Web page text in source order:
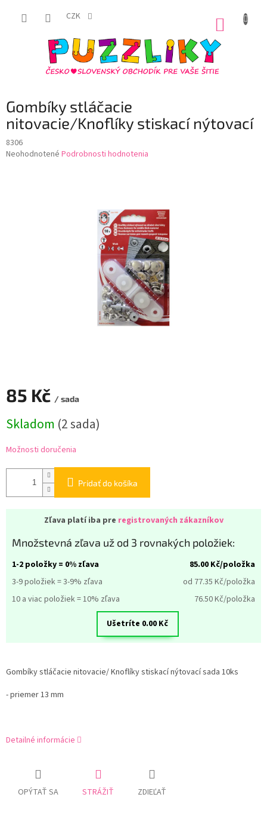
CZK
Gombíky stláčacie
nitovacie/Knoflíky stiskací nýtovací
8306
Priemerné
Neohodnotené Podrobnosti hodnotenia
85 Kč / sada
cena:
Skladom (2 sada)
Možnosti doručenia
Pridať do košíka
Zľava platí iba pre registrovaných zákazníkov
Množstevná zľava už od 3 rovnakých položiek:
1-2 položky = 0% zľava 85.00 Kč/položka
3-9 položiek = 3-9% zľava
od 77.35 Kč/položka
10 a viac položiek = 10% zľava
76.50Kč/položka
Ušetríte 0.00 Kč
Gombíky stláčacie nitovacie/ Knoflíky stiskací nýtovací sada 10ks
- priemer 13 mm
Detailné informácie
OPÝTAŤ SA STRÁŽIŤ ZDIEĽAŤ